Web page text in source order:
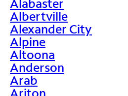
Alabaster
Albertville
Alexander City
Alpine
Altoona
Anderson
Arab
Ariton